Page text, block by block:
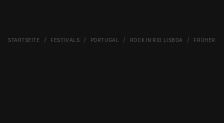
STARTSEITE FESTIVALS PORTUGAL ROCK IN RIO LISBOA FRÜHERE